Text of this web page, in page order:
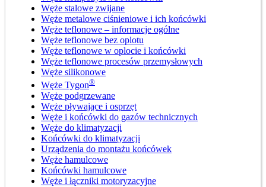
Węże stalowe zwijane
Węże metalowe ciśnieniowe i ich końcówki
Węże teflonowe – informacje ogólne
Węże teflonowe bez oplotu
Węże teflonowe w oplocie i końcówki
Węże teflonowe procesów przemysłowych
Węże silikonowe
Węże Tygon®
Węże podgrzewane
Węże pływające i osprzęt
Węże i końcówki do gazów technicznych
Węże do klimatyzacji
Końcówki do klimatyzacji
Urządzenia do montażu końcówek
Węże hamulcowe
Końcówki hamulcowe
Węże i łączniki motoryzacyjne